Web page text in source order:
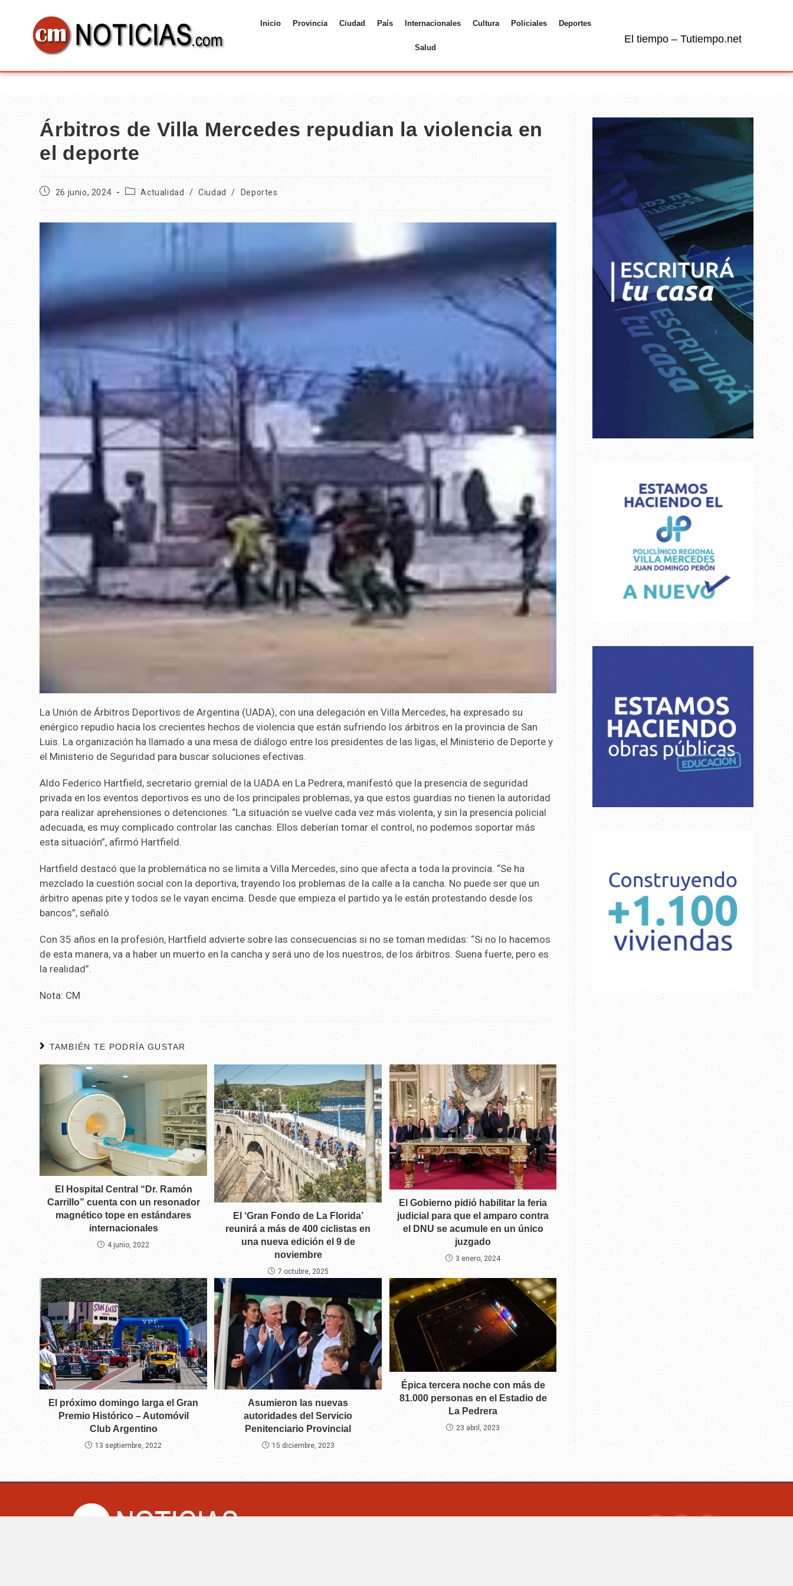
Inicio Provincia Ciudad País Internacionales Cultura Policiales Deportes
Salud
El tiempo – Tutiempo.net
Árbitros de Villa Mercedes repudian la violencia en
el deporte
26 junio, 2024 Actualidad / Ciudad / Deportes
La Unión de Árbitros Deportivos de Argentina (UADA), con una delegación en Villa Mercedes, ha expresado su
enérgico repudio hacia los crecientes hechos de violencia que están sufriendo los árbitros en la provincia de San
Luis. La organización ha llamado a una mesa de diálogo entre los presidentes de las ligas, el Ministerio de Deporte y
el Ministerio de Seguridad para buscar soluciones efectivas.
Aldo Federico Hartfield, secretario gremial de la UADA en La Pedrera, manifestó que la presencia de seguridad
privada en los eventos deportivos es uno de los principales problemas, ya que estos guardias no tienen la autoridad
para realizar aprehensiones o detenciones. “La situación se vuelve cada vez más violenta, y sin la presencia policial
adecuada, es muy complicado controlar las canchas. Ellos deberían tomar el control, no podemos soportar más
esta situación”, afirmó Hartfield.
Hartfield destacó que la problemática no se limita a Villa Mercedes, sino que afecta a toda la provincia. “Se ha
mezclado la cuestión social con la deportiva, trayendo los problemas de la calle a la cancha. No puede ser que un
árbitro apenas pite y todos se le vayan encima. Desde que empieza el partido ya le están protestando desde los
bancos”, señaló.
Con 35 años en la profesión, Hartfield advierte sobre las consecuencias si no se toman medidas: “Si no lo hacemos
de esta manera, va a haber un muerto en la cancha y será uno de los nuestros, de los árbitros. Suena fuerte, pero es
la realidad”.
Nota: CM
TAMBIÉN TE PODRÍA GUSTAR
El Hospital Central “Dr. Ramón
Carrillo” cuenta con un resonador
magnético tope en estándares
internacionales
4 junio, 2022
El ‘Gran Fondo de La Florida’
reunirá a más de 400 ciclistas en
una nueva edición el 9 de
noviembre
7 octubre, 2025
El Gobierno pidió habilitar la feria
judicial para que el amparo contra
el DNU se acumule en un único
juzgado
3 enero, 2024
El próximo domingo larga el Gran
Premio Histórico – Automóvil
Club Argentino
13 septiembre, 2022
Asumieron las nuevas
autoridades del Servicio
Penitenciario Provincial
15 diciembre, 2023
Épica tercera noche con más de
81.000 personas en el Estadio de
La Pedrera
23 abril, 2023